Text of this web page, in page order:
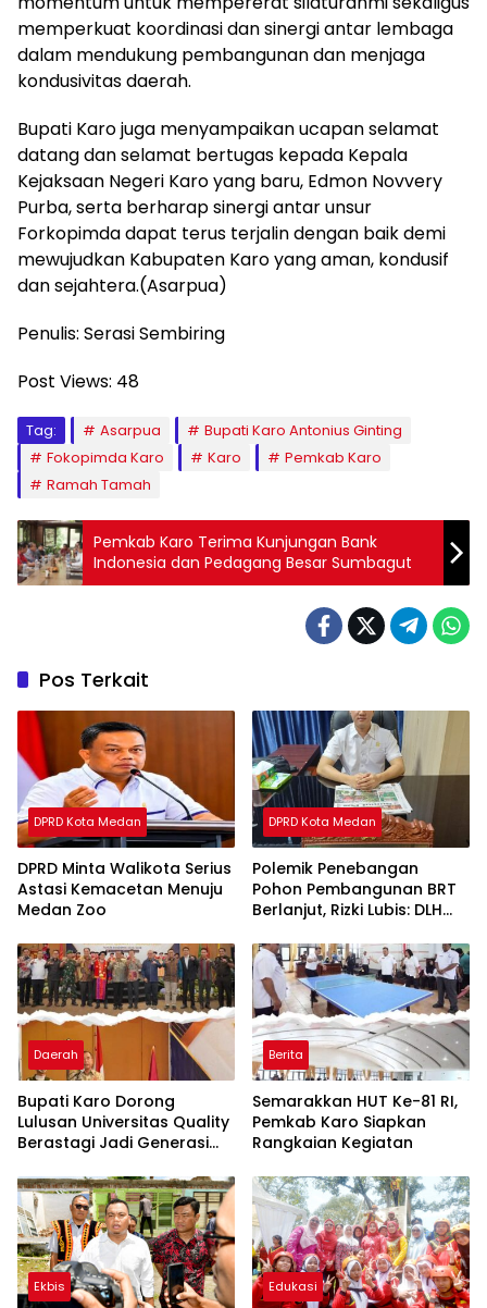
memperkuat koordinasi dan sinergi antar lembaga
dalam mendukung pembangunan dan menjaga
kondusivitas daerah.
Bupati Karo juga menyampaikan ucapan selamat
datang dan selamat bertugas kepada Kepala
Kejaksaan Negeri Karo yang baru, Edmon Novvery
Purba, serta berharap sinergi antar unsur
Forkopimda dapat terus terjalin dengan baik demi
mewujudkan Kabupaten Karo yang aman, kondusif
dan sejahtera.(Asarpua)
Penulis: Serasi Sembiring
Post Views: 48
Tag: Asarpua
Bupati Karo Antonius Ginting
Fokopimda Karo
Karo
Pemkab Karo
Ramah Tamah
Pemkab Karo Terima Kunjungan Bank
Indonesia dan Pedagang Besar Sumbagut
Pos Terkait
DPRD Kota Medan
DPRD Minta Walikota Serius
Astasi Kemacetan Menuju
Medan Zoo
DPRD Kota Medan
Polemik Penebangan
Pohon Pembangunan BRT
Berlanjut, Rizki Lubis: DLH
Badan
Daerah
Bupati Karo Dorong
Lulusan Universitas Quality
Berastagi Jadi Generasi
Berita
Semarakkan HUT Ke-81 RI,
Pemkab Karo Siapkan
Rangkaian Kegiatan
Ekbis Edukasi